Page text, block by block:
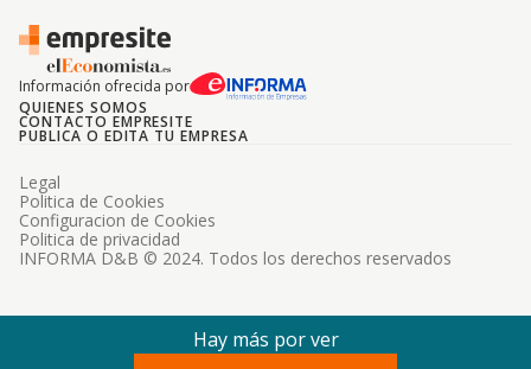
Información ofrecida por
QUIENES SOMOS
CONTACTO EMPRESITE
PUBLICA O EDITA TU EMPRESA
INFORMA D&B © 2024. Todos los derechos reservados
Legal
Politica de Cookies
Configuracion de Cookies
Politica de privacidad
Hay más por ver